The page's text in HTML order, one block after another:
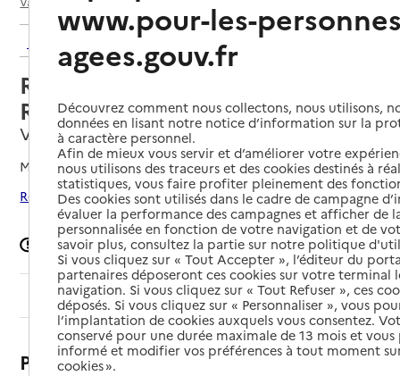
Retour aux résultats de l'annuaire
Résidence autonomie Chasse
Royale
Valenciennes, NORD
Mis à jour le05/02/2026
Rechercher les établissements autour de Valenciennes
Signaler une erreur
Sommaire
Présentation
www.pour-les-
agees.gouv.fr
Découvrez comment nous collectons, nous utilisons,
données en lisant notre notice d’information sur la
à caractère personnel.
Afin de mieux vous servir et d’améliorer votre
nous utilisons des traceurs et des cookies destinés à
statistiques, vous faire profiter pleinement des
Des cookies sont utilisés dans le cadre de campagne
évaluer la performance des campagnes et afficher de
personnalisée en fonction de votre navigation et de
savoir plus, consultez la partie sur notre politique
Si vous cliquez sur « Tout Accepter », l’éditeur du
partenaires déposeront ces cookies sur votre terminal
navigation. Si vous cliquez sur « Tout Refuser », ces
déposés. Si vous cliquez sur « Personnaliser », vous
l’implantation de cookies auxquels vous consentez.
conservé pour une durée maximale de 13 mois et
informé et modifier vos préférences à tout moment
cookies ».